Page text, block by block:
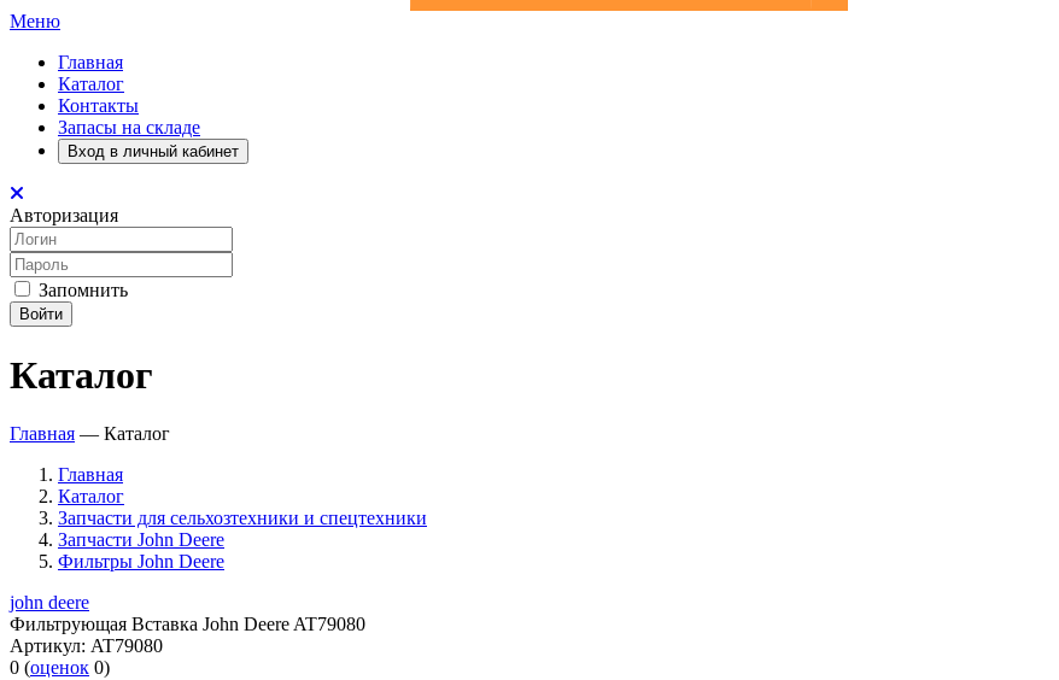
Меню
Главная
Каталог
Контакты
Запасы на складе
Вход в личный кабинет
Авторизация
Запомнить
Войти
Каталог
Главная — Каталог
Главная
Каталог
Запчасти для сельхозтехники и спецтехники
Запчасти John Deere
Фильтры John Deere
john deere
Фильтрующая Вставка John Deere AT79080
Артикул: AT79080
0 (оценок 0)